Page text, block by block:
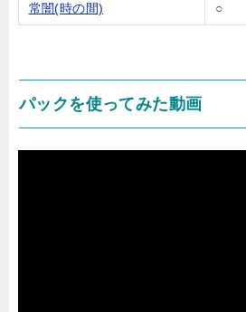
常闇(時の間) ○
パックを使ってみた動画